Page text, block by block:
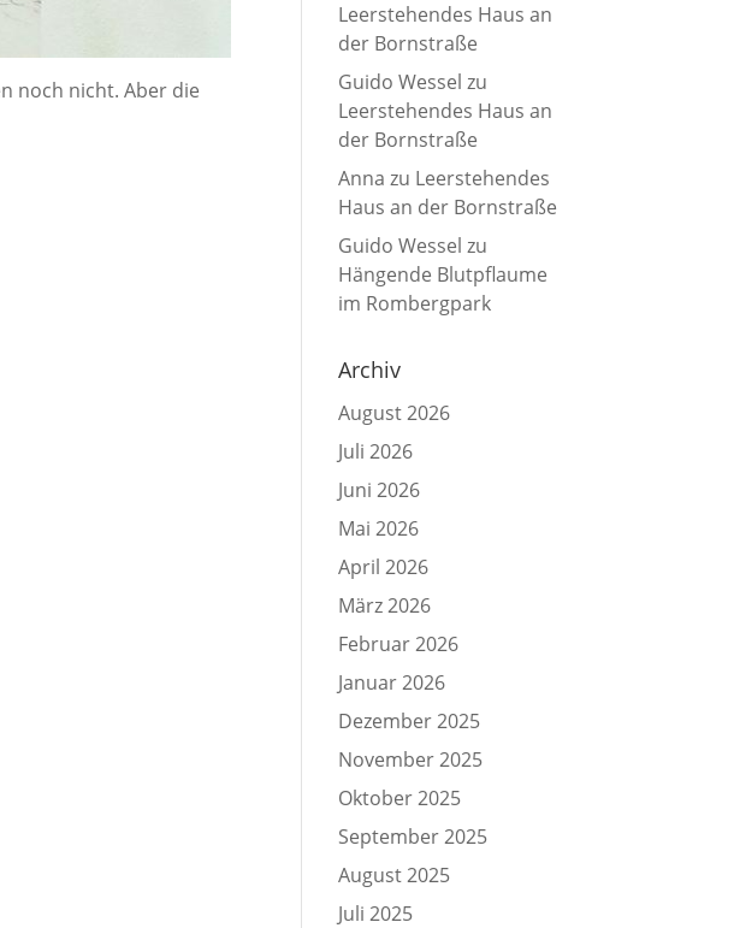
noch nicht. Aber die
Leerstehendes Haus an
der Bornstraße
Guido Wessel zu
Leerstehendes Haus an
der Bornstraße
Anna zu Leerstehendes
Haus an der Bornstraße
Guido Wessel zu
Hängende Blutpflaume
im Rombergpark
Archiv
August 2026
Juli 2026
Juni 2026
Mai 2026
April 2026
März 2026
Februar 2026
Januar 2026
Dezember 2025
November 2025
Oktober 2025
September 2025
August 2025
Juli 2025